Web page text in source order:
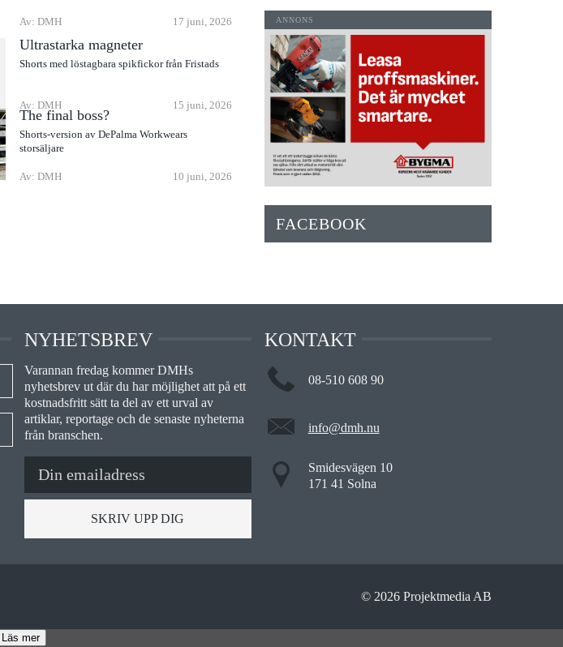
Av: DMH 17 juni, 2026
Ultrastarka magneter
Shorts med löstagbara spikfickor från Fristads
Av: DMH 15 juni, 2026
The final boss?
Shorts-version av DePalma Workwears
storsäljare
Av: DMH 10 juni, 2026
FACEBOOK
NYHETSBREV
Varannan fredag kommer DMHs
nyhetsbrev ut där du har möjlighet att på ett
kostnadsfritt sätt ta del av ett urval av
artiklar, reportage och de senaste nyheterna
från branschen.
SKRIV UPP DIG
KONTAKT
08-510 608 90
info@dmh.nu
Smidesvägen 10
171 41 Solna
© 2026 Projektmedia AB
Läs mer